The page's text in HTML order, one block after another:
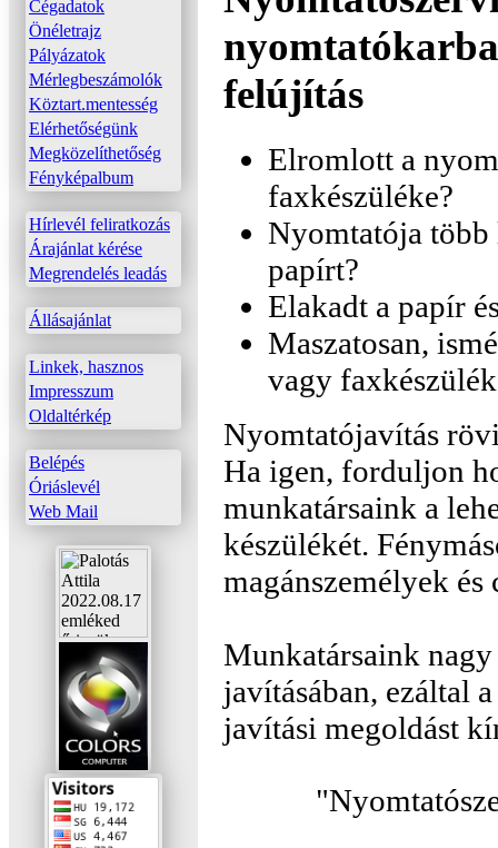
Cégadatok
Önéletrajz
Pályázatok
Mérlegbeszámolók
Köztart.mentesség
Elérhetőségünk
Megközelíthetőség
Fényképalbum
Hírlevél feliratkozás
Árajánlat kérése
Megrendelés leadás
Állásajánlat
Linkek, hasznos
Impresszum
Oldaltérkép
Belépés
Óriáslevél
Web Mail
felújítás
Elromlott a
faxkészüléke?
Nyomtatója több
papírt?
Elakadt a papír
Maszatosan,
vagy
Nyomtatójavítás
Ha igen, forduljon
munkatársaink a
készülékét.
magánszemélyek és
Munkatársaink
javításában, ezáltal
javítási megoldást